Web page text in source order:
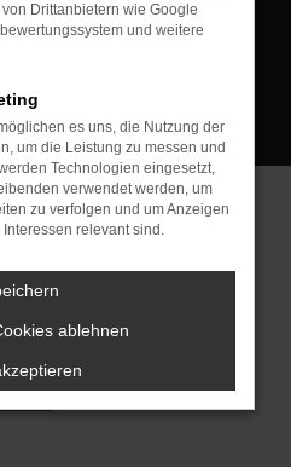
760 90 20
760 90 21
trading.com
| Neustädter Straße 1 | DE-08223
| Webdesign by audaris.de
Drittanbietern wie Google
und weitere
es uns, die Nutzung der
um die Leistung zu messen und
Technologien eingesetzt,
verwendet werden, um
zu verfolgen und um Anzeigen
relevant sind.
ablehnen